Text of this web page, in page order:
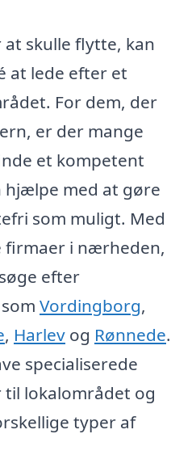
skulle flytte, kan
at lede efter et
For dem, der
er der mange
et kompetent
med at gøre
som muligt. Med
firmaer i nærheden,
efter
Vordingborg,
, Harlev og Rønnede.
specialiserede
lokalområdet og
typer af